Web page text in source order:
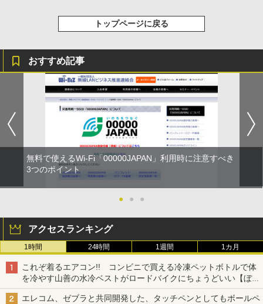
トップページに戻る
おすすめ記事
無料で使えるWi-Fi「00000JAPAN」利用時に注意すべき
3つのポイント
● ● ●
アクセスランキング
1時間 24時間 1週間 1カ月
これぞ着るエアコン!! コンビニで買える冷凍ペットボトルで体
を冷やす山善の水冷ベストがロードバイクにちょうどいい【ぼっ
ち・ざ・ろーど！その14】【空いた時間でなにしてる？】
エレコム、ゼブラと共同開発した、タッチペンとしてもボールペ